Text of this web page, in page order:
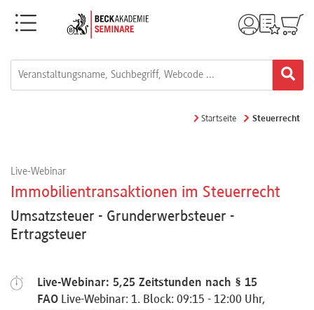
Menü
Learnings
Startseite Steuerrecht
Live-Webinar
Immobilientransaktionen im Steuerrecht
Umsatzsteuer - Grunderwerbsteuer -
Ertragsteuer
Live-Webinar: 5,25 Zeitstunden nach § 15
FAO Live-Webinar: 1. Block: 09:15 - 12:00 Uhr,